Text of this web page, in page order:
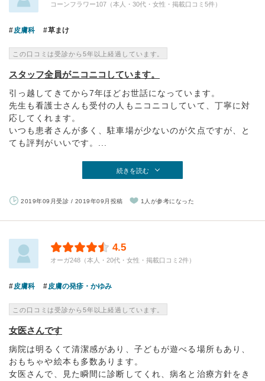
コーンフラワー107（本人・30代・女性・掲載口コミ5件）
皮膚科 草まけ
この口コミは受診から5年以上経過しています。
スタッフ全員がニコニコしています。
引っ越してきてから7年ほどお世話になっています。
先生も看護士さんも受付の人もニコニコしていて、丁寧に対
応してくれます。
いつも患者さんが多く、駐車場が少ないのが欠点ですが、と
ても評判がいいです。...
続きを読む
2019年09月受診 / 2019年09月投稿 1人が参考になった
4.5
オーガ248（本人・20代・女性・掲載口コミ2件）
皮膚科 皮膚の発疹・かゆみ
この口コミは受診から5年以上経過しています。
女医さんです
病院は明るくて清潔感があり、子どもが遊べる場所もあり、
おもちゃや絵本も多数あります。
女医さんで、見た瞬間に診断してくれ、病名と治療方針をき